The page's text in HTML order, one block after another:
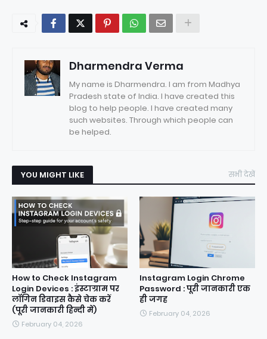
Dharmendra Verma
My name is Dharmendra. I am from Madhya
Pradesh state of India. I have created this
blog to help people. I have created many
such websites. Through which people can
be helped.
YOU MIGHT LIKE सभी देखें
How to Check Instagram
Login Devices : इंस्टाग्राम पर
लॉगिन डिवाइस कैसे चेक करें
(पूरी जानकारी हिन्दी में)
February 04, 2026
Instagram Login Chrome
Password : पूरी जानकारी एक
ही जगह
February 04, 2026